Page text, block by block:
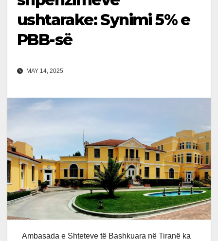
ushtarake: Synimi 5% e
PBB-së
MAY 14, 2025
Ambasada e Shteteve të Bashkuara në Tiranë ka